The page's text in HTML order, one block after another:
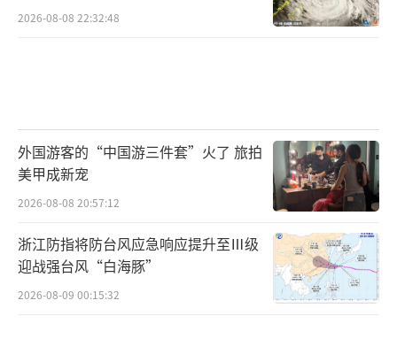
2026-08-08 22:32:48
外国游客的“中国游三件套”火了 旅拍
美甲成新宠
2026-08-08 20:57:12
浙江防指将防台风应急响应提升至Ⅲ级
迎战强台风“白海豚”
2026-08-09 00:15:32